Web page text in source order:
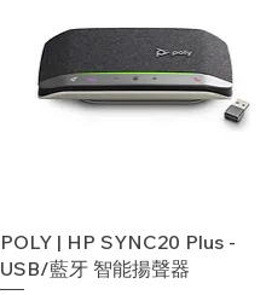
快速瀏覽
POLY | HP SYNC20 Plus -
USB/藍牙 智能揚聲器